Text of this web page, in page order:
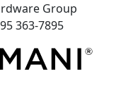
Group
363-7895